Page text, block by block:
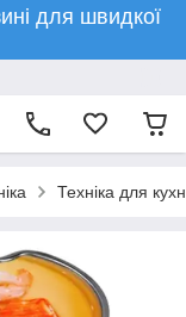
для швидкої
Техніка для